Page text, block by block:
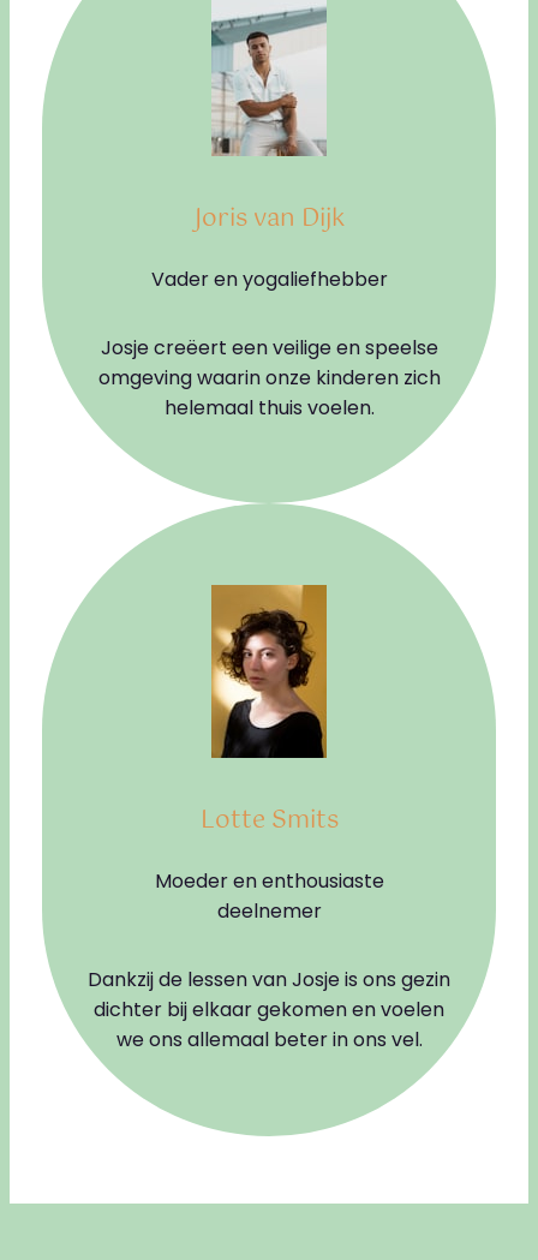
Joris van Dijk
Vader en yogaliefhebber
Josje creëert een veilige en speelse
omgeving waarin onze kinderen zich
helemaal thuis voelen.
Lotte Smits
Moeder en enthousiaste
deelnemer
Dankzij de lessen van Josje is ons gezin
dichter bij elkaar gekomen en voelen
we ons allemaal beter in ons vel.